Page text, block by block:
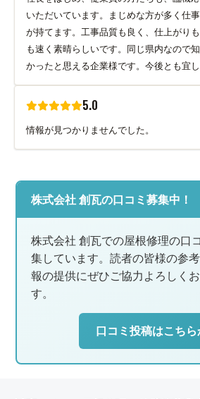
いただいています。まじめな方が多く仕
が持てます。工事品質も良く、仕上がり
も速く素晴らしいです。同じ県内なので
かったと思える企業様です。今後とも宜し
5.0
情報が見つかりませんでした。
株式会社 創瓦の口コミ募集中！
株式会社 創瓦での屋根修理の口
集しています。読者の皆様の参
報の提供にぜひご協力よろしく
す。
口コミ投稿はこちら